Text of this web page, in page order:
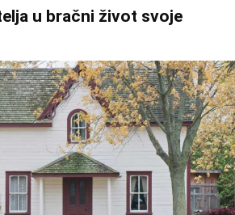
u bračni život svoje